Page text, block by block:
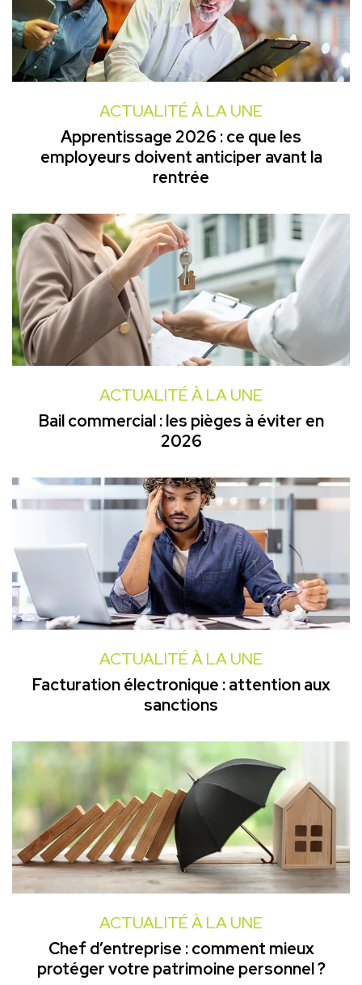
ACTUALITÉ À LA UNE
Apprentissage 2026 : ce que les
employeurs doivent anticiper avant la
rentrée
ACTUALITÉ À LA UNE
Bail commercial : les pièges à éviter en
2026
ACTUALITÉ À LA UNE
Facturation électronique : attention aux
sanctions
ACTUALITÉ À LA UNE
Chef d’entreprise : comment mieux
protéger votre patrimoine personnel ?